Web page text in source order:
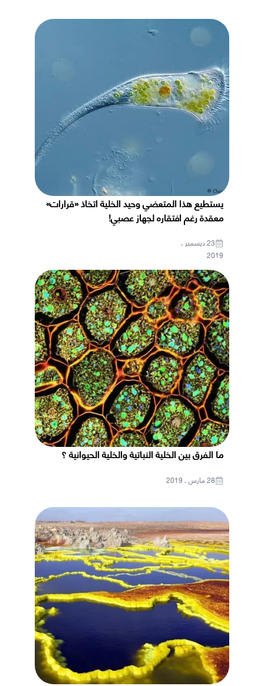
يستطيع هذا المتعضي وحيد الخلية اتخاذ «قرارات»
معقدة رغم افتقاره لجهاز عصبي!
23 ديسمبر ،
2019
ما الفرق بين الخلية النباتية والخلية الحيوانية ؟
28 مارس ، 2019